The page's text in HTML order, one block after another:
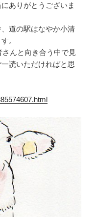
ありがとうございま
道の駅はなやか小清
。
んと向き合う中で見
読いただければと思